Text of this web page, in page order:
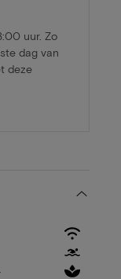
uur. Zo
dag van
deze